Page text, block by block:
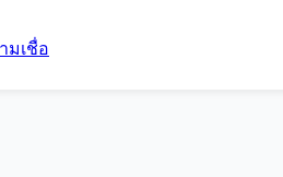
มเชื่อ